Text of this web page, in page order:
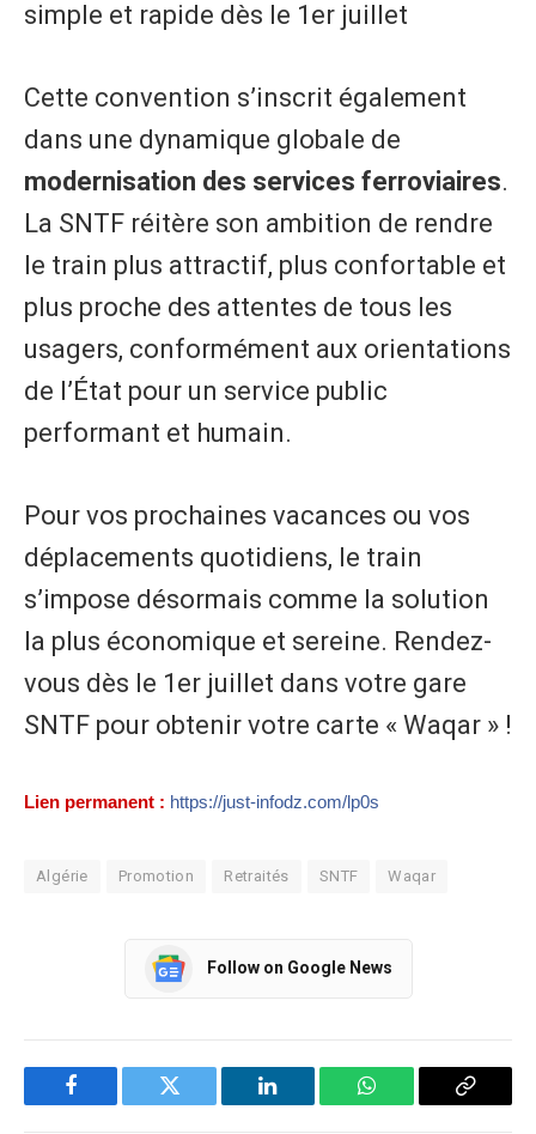
simple et rapide dès le 1er juillet
Cette convention s’inscrit également
dans une dynamique globale de
modernisation des services ferroviaires.
La SNTF réitère son ambition de rendre
le train plus attractif, plus confortable et
plus proche des attentes de tous les
usagers, conformément aux orientations
de l’État pour un service public
performant et humain.
Pour vos prochaines vacances ou vos
déplacements quotidiens, le train
s’impose désormais comme la solution
la plus économique et sereine. Rendez-
vous dès le 1er juillet dans votre gare
SNTF pour obtenir votre carte « Waqar » !
Lien permanent : https://just-infodz.com/lp0s
Algérie Promotion Retraités SNTF Waqar
Follow on Google News
Facebook Twitter LinkedIn WhatsApp Copy